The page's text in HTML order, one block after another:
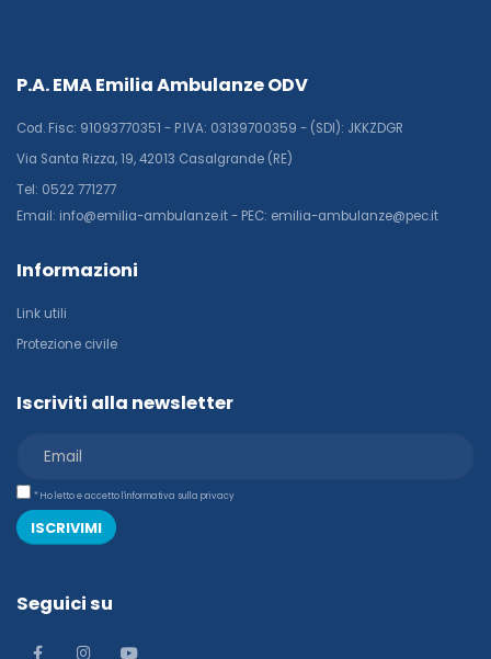
P.A. EMA Emilia Ambulanze ODV
Cod. Fisc: 91093770351 - P.IVA: 03139700359 - (SDI): JKKZDGR
Via Santa Rizza, 19, 42013 Casalgrande (RE)
Tel: 0522 771277
Email: info@emilia-ambulanze.it - PEC: emilia-ambulanze@pec.it
Informazioni
Link utili
Protezione civile
Iscriviti alla newsletter
* Ho letto e accetto l'informativa sulla privacy
ISCRIVIMI
Seguici su